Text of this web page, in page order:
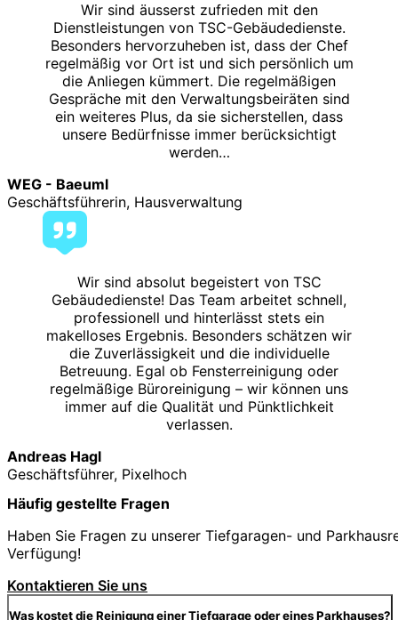
Wir sind äusserst zufrieden mit den
Dienstleistungen von TSC-Gebäudedienste.
Besonders hervorzuheben ist, dass der Chef
regelmäßig vor Ort ist und sich persönlich um
die Anliegen kümmert. Die regelmäßigen
Gespräche mit den Verwaltungsbeiräten sind
ein weiteres Plus, da sie sicherstellen, dass
unsere Bedürfnisse immer berücksichtigt
werden…
WEG - Baeuml
Geschäftsführerin, Hausverwaltung
Wir sind absolut begeistert von TSC
Gebäudedienste! Das Team arbeitet schnell,
professionell und hinterlässt stets ein
makelloses Ergebnis. Besonders schätzen wir
die Zuverlässigkeit und die individuelle
Betreuung. Egal ob Fensterreinigung oder
regelmäßige Büroreinigung – wir können uns
immer auf die Qualität und Pünktlichkeit
verlassen.
Andreas Hagl
Geschäftsführer, Pixelhoch
Häufig gestellte Fragen
Haben Sie Fragen zu unserer Tiefgaragen- und
Verfügung!
Kontaktieren Sie uns
Was kostet die Reinigung einer Tiefgarage oder eines Parkhauses?